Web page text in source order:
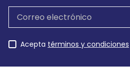
Acepta términos y condiciones